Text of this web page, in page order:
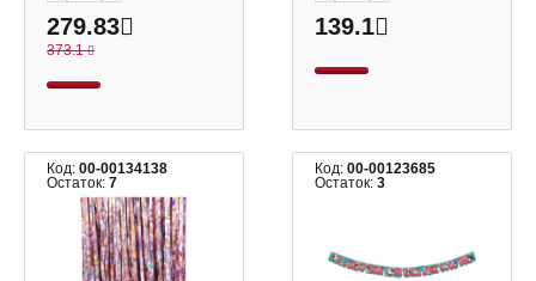
279.83
373.1
139.1
Код: 00-00134138
Остаток: 7
Код:00-00123685
Остаток:3